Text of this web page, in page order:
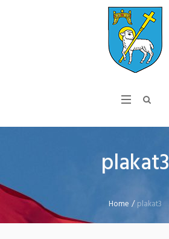
plakat3
Home /plakat3